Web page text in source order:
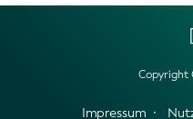
Copyright
Impressum